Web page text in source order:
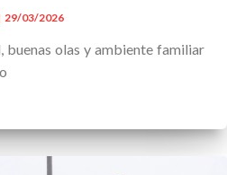
29/03/2026
buenas olas y ambiente familiar